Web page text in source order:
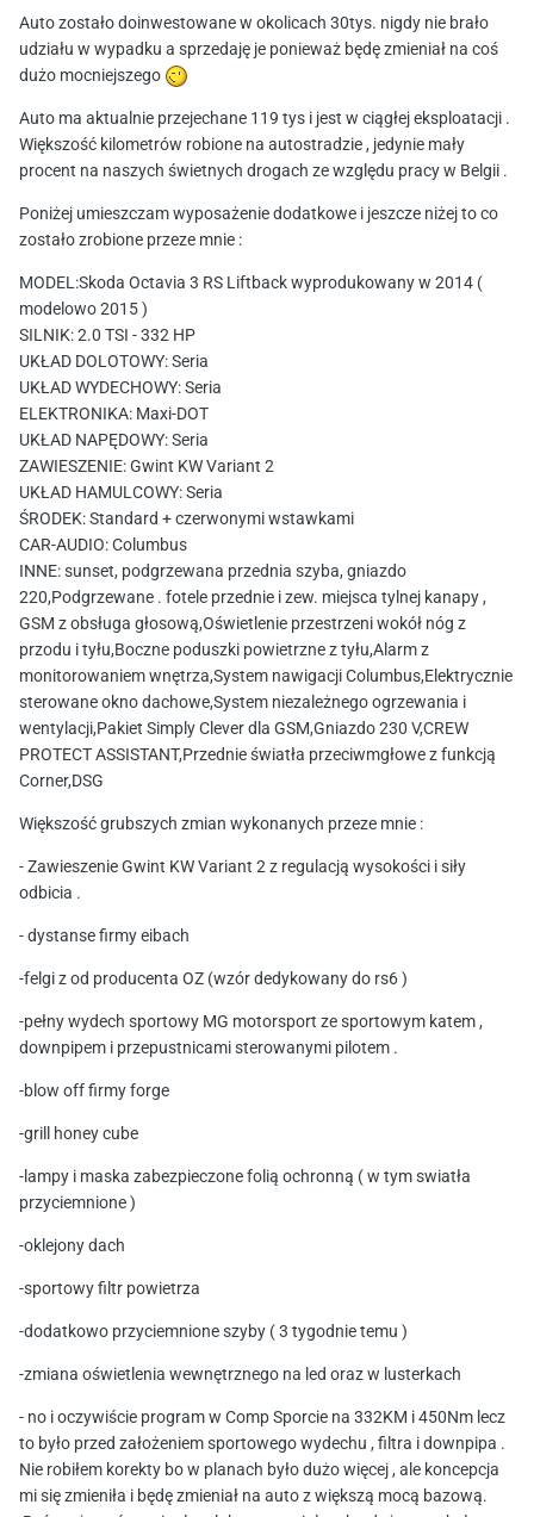
Auto zostało doinwestowane w okolicach 30tys. nigdy nie brało
udziału w wypadku a sprzedaję je ponieważ będę zmieniał na coś
dużo mocniejszego
Auto ma aktualnie przejechane 119 tys i jest w ciągłej eksploatacji .
Większość kilometrów robione na autostradzie , jedynie mały
procent na naszych świetnych drogach ze względu pracy w Belgii .
Poniżej umieszczam wyposażenie dodatkowe i jeszcze niżej to co
zostało zrobione przeze mnie :
MODEL:Skoda Octavia 3 RS Liftback wyprodukowany w 2014 (
modelowo 2015 )
SILNIK: 2.0 TSI - 332 HP
UKŁAD DOLOTOWY: Seria
UKŁAD WYDECHOWY: Seria
ELEKTRONIKA: Maxi-DOT
UKŁAD NAPĘDOWY: Seria
ZAWIESZENIE: Gwint KW Variant 2
UKŁAD HAMULCOWY: Seria
ŚRODEK: Standard + czerwonymi wstawkami
CAR-AUDIO: Columbus
INNE: sunset, podgrzewana przednia szyba, gniazdo
220,Podgrzewane . fotele przednie i zew. miejsca tylnej kanapy ,
GSM z obsługa głosową,Oświetlenie przestrzeni wokół nóg z
przodu i tyłu,Boczne poduszki powietrzne z tyłu,Alarm z
monitorowaniem wnętrza,System nawigacji Columbus,Elektrycznie
sterowane okno dachowe,System niezależnego ogrzewania i
wentylacji,Pakiet Simply Clever dla GSM,Gniazdo 230 V,CREW
PROTECT ASSISTANT,Przednie światła przeciwmgłowe z funkcją
Corner,DSG
Większość grubszych zmian wykonanych przeze mnie :
- Zawieszenie Gwint KW Variant 2 z regulacją wysokości i siły
odbicia .
- dystanse firmy eibach
-felgi z od producenta OZ (wzór dedykowany do rs6 )
-pełny wydech sportowy MG motorsport ze sportowym katem ,
downpipem i przepustnicami sterowanymi pilotem .
-blow off firmy forge
-grill honey cube
-lampy i maska zabezpieczone folią ochronną ( w tym swiatła
przyciemnione )
-oklejony dach
-sportowy filtr powietrza
-dodatkowo przyciemnione szyby ( 3 tygodnie temu )
-zmiana oświetlenia wewnętrznego na led oraz w lusterkach
- no i oczywiście program w Comp Sporcie na 332KM i 450Nm lecz
to było przed założeniem sportowego wydechu , filtra i downpipa .
Nie robiłem korekty bo w planach było dużo więcej , ale koncepcja
mi się zmieniła i będę zmieniał na auto z większą mocą bazową.